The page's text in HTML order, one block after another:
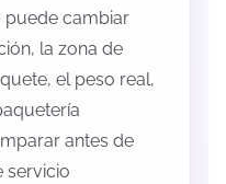
puede cambiar
la zona de
el peso real,
antes de
servicio